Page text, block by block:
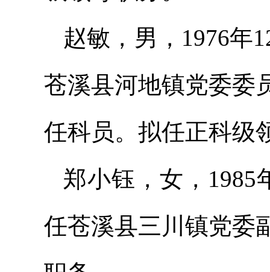
赵敏，男，1976年
苍溪县河地镇党委委
任科员。拟任正科级
郑小钰，女，1985
任苍溪县三川镇党委